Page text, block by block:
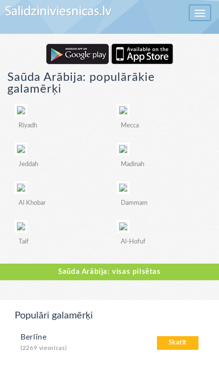
Toggle
Saūda Arābija: populārākie
galamērķi
Riyadh Mecca
Jeddah Madinah
Al Khobar Dammam
Taif Al-Hofuf
Saūda Arābija: visas pilsētas
Populāri galamērķi
Skatīt
Berlīne
(2269 viesnīcas)